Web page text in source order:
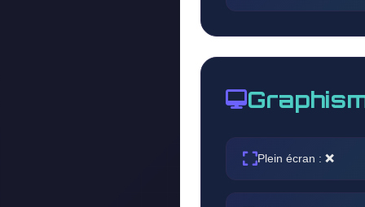
Plein écran : ❌